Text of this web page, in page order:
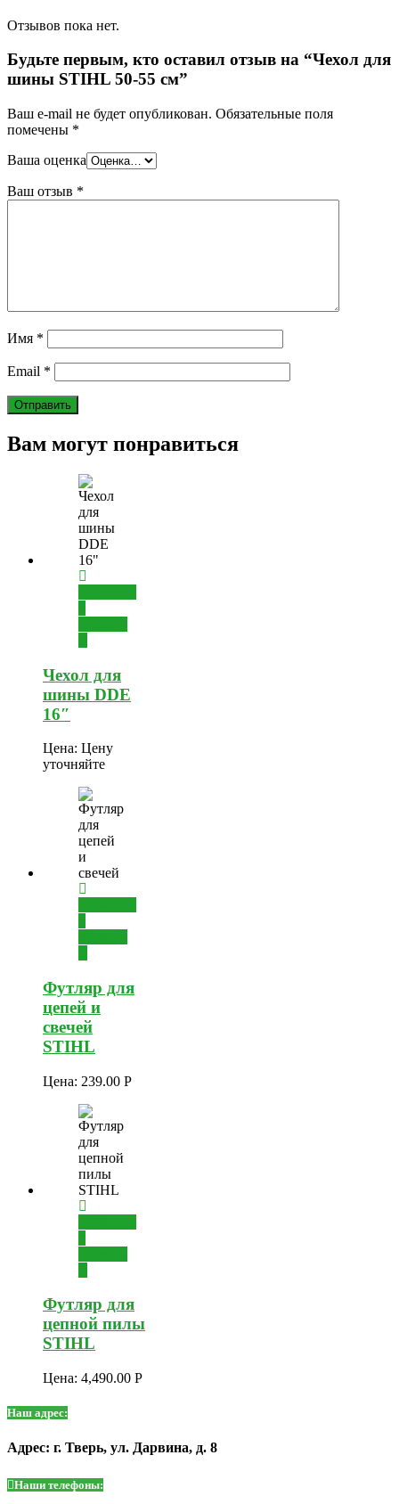
Отзывов пока нет.
Будьте первым, кто оставил отзыв на “Чехол для
шины STIHL 50-55 см”
Ваш e-mail не будет опубликован. Обязательные поля
помечены *
Ваша оценка
Ваш отзыв *
Имя *
Email *
Вам могут понравиться
Чехол для
шины DDE
16″
Цена: Цену
уточняйте
Футляр для
цепей и
свечей
STIHL
Цена: 239.00 Р
Футляр для
цепной пилы
STIHL
Цена: 4,490.00 Р
Наш адрес:
Адрес: г. Тверь, ул. Дарвина, д. 8
Наши телефоны: